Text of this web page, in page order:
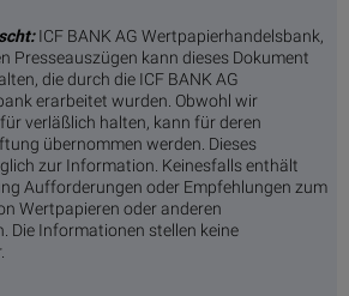
ICF BANK AG Wertpapierhandelsbank,
Presseauszügen kann dieses Dokument
die durch die ICF BANK AG
erarbeitet wurden. Obwohl wir
verläßlich halten, kann für deren
übernommen werden. Dieses
zur Information. Keinesfalls enthält
Aufforderungen oder Empfehlungen zum
Wertpapieren oder anderen
Die Informationen stellen keine